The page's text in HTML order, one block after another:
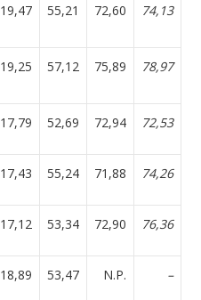
19,47 55,21 72,60 74,13
19,25 57,12 75,89 78,97
17,79 52,69 72,94 72,53
17,43 55,24 71,88 74,26
17,12 53,34 72,90 76,36
18,89 53,47 N.P. –